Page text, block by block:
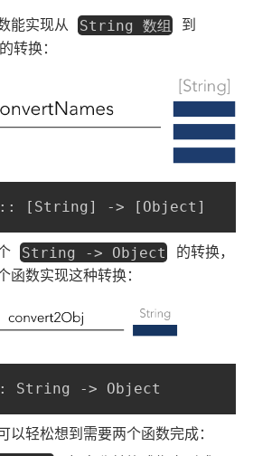
能实现从
String 数组 到
的转换：
:: [String] -> [Object]
String -> Object
的转换，
函数实现这种转换：
String -> Object
以轻松想到需要两个函数完成：